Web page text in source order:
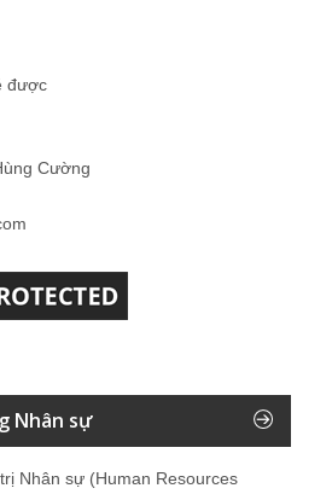
được
Cường
Nhân sự
Nhân sự (Human Resources